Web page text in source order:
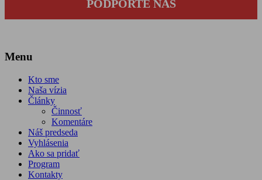
PODPORTE NÁS
Menu
Kto sme
Naša vízia
Články
Činnosť
Komentáre
Náš predseda
Vyhlásenia
Ako sa pridať
Program
Kontakty